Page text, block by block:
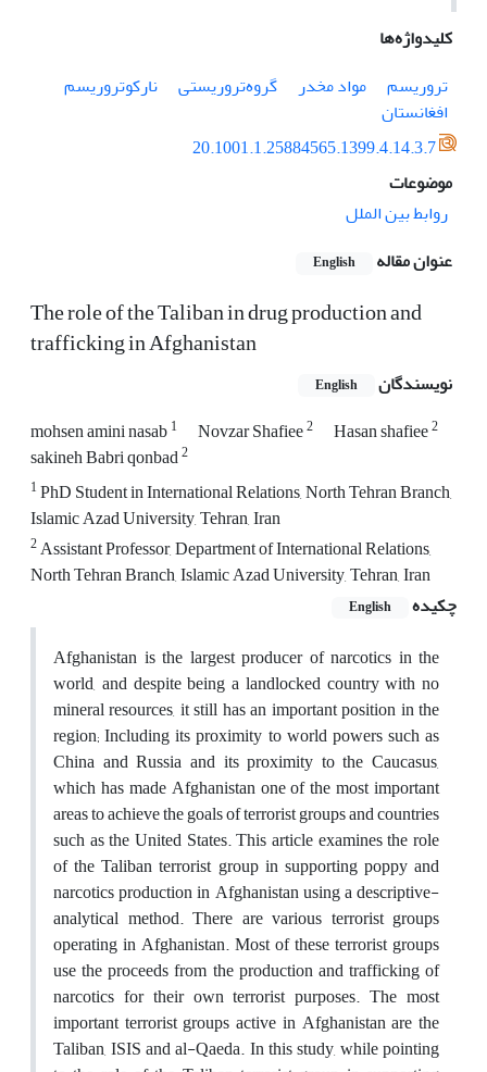
کلیدواژه‌ها
تروریسم
مواد مخدر گروه‌تروریستی
نارکوتروریسم
افغانستان
20.1001.1.25884565.1399.4.14.3.7
موضوعات
روابط بین الملل
عنوان مقاله
English
The role of the Taliban in drug production and
trafficking in Afghanistan
نویسندگان English
mohsen amini nasab1 Novzar Shafiee2 Hasan shafiee2
sakineh Babri qonbad2
1PhD Student in International Relations, North Tehran Branch,
Islamic Azad University, Tehran, Iran
2Assistant Professor, Department of International Relations,
North Tehran Branch, Islamic Azad University, Tehran, Iran
چکیده
English
Afghanistan is the largest producer of narcotics in the
world, and despite being a landlocked country with no
mineral resources, it still has an important position in the
region; Including its proximity to world powers such as
China and Russia and its proximity to the Caucasus,
which has made Afghanistan one of the most important
areas to achieve the goals of terrorist groups and countries
such as the United States. This article examines the role
of the Taliban terrorist group in supporting poppy and
narcotics production in Afghanistan using a descriptive-
analytical method. There are various terrorist groups
operating in Afghanistan. Most of these terrorist groups
use the proceeds from the production and trafficking of
narcotics for their own terrorist purposes. The most
important terrorist groups active in Afghanistan are the
Taliban, ISIS and al-Qaeda. In this study, while pointing